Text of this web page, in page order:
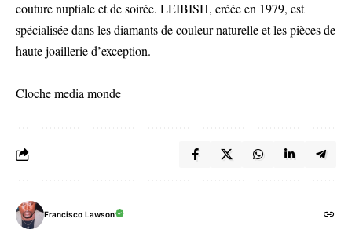
couture nuptiale et de soirée. LEIBISH, créée en 1979, est
spécialisée dans les diamants de couleur naturelle et les pièces de
haute joaillerie d’exception.
Cloche media monde
Francisco Lawson